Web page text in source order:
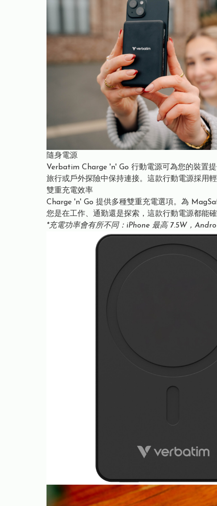
隨身電源
Verbatim Charge 'n' Go 行動電源可為您的裝置
旅行或戶外探險中保持連接。這款行動電源採用
雙重充電效率
Charge 'n' Go 提供多種雙重充電選項。為
您是在工作、通勤還是探索，這款行動電源都能
*充電功率會有所不同：iPhone 最高 7.5W，